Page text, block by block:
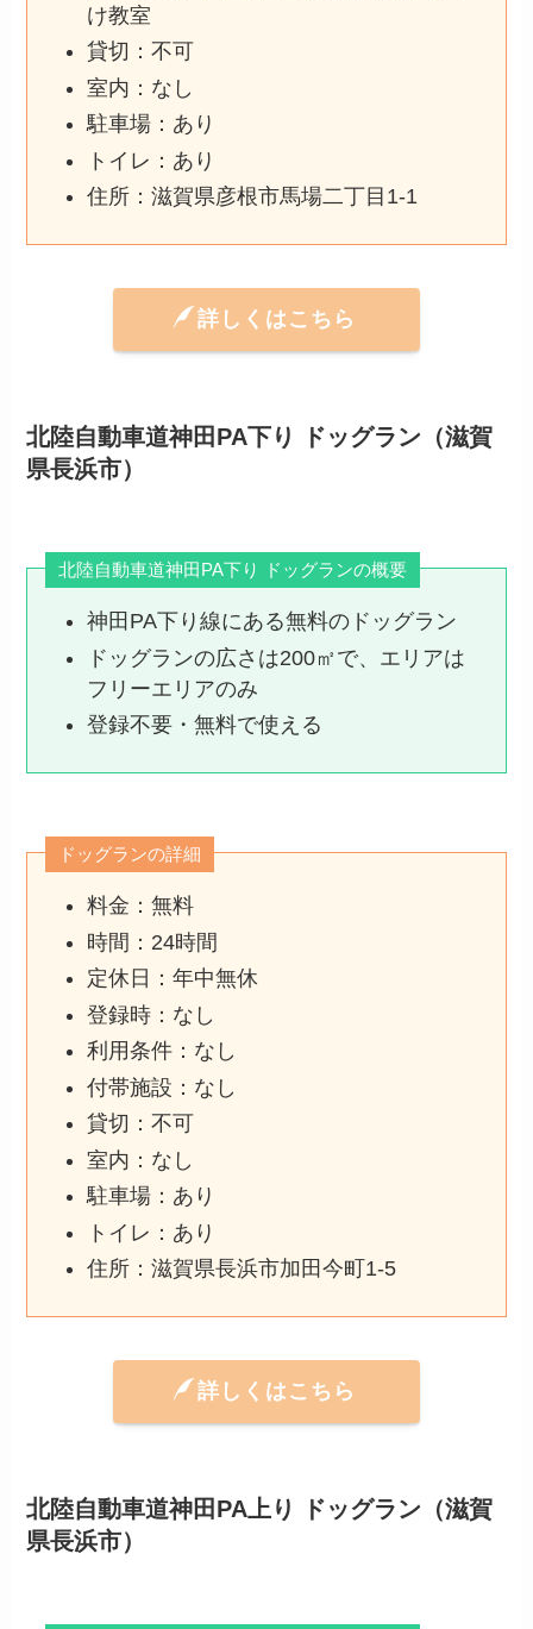
け教室
貸切：不可
室内：なし
駐車場：あり
トイレ：あり
住所：滋賀県彦根市馬場二丁目1-1
詳しくはこちら
北陸自動車道神田PA下り ドッグラン（滋賀
県長浜市）
北陸自動車道神田PA下り ドッグランの概要
神田PA下り線にある無料のドッグラン
ドッグランの広さは200㎡で、エリアは
フリーエリアのみ
登録不要・無料で使える
ドッグランの詳細
料金：無料
時間：24時間
定休日：年中無休
登録時：なし
利用条件：なし
付帯施設：なし
貸切：不可
室内：なし
駐車場：あり
トイレ：あり
住所：滋賀県長浜市加田今町1-5
詳しくはこちら
北陸自動車道神田PA上り ドッグラン（滋賀
県長浜市）